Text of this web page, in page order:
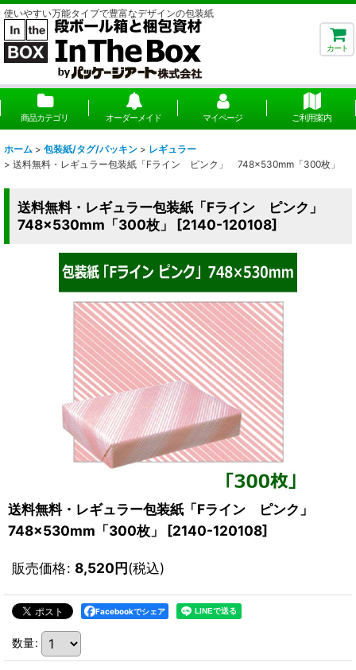
使いやすい万能タイプで豊富なデザインの包装紙
カート
商品カテゴリ オーダーメイド マイページ ご利用案内
ホーム > 包装紙/タグ/パッキン > レギュラー
> 送料無料・レギュラー包装紙「Fライン ピンク」 748×530mm「300枚」
送料無料・レギュラー包装紙「Fライン ピンク」
748×530mm「300枚」
[2140-120108]
送料無料・レギュラー包装紙「Fライン ピンク」
748×530mm「300枚」
[2140-120108]
販売価格: 8,520円(税込)
Facebookでシェア
数量: